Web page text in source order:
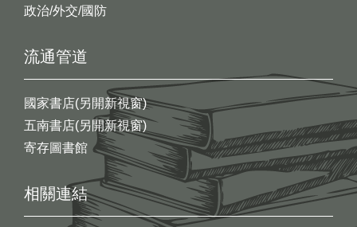
政治/外交/國防
流通管道
國家書店(另開新視窗)
五南書店(另開新視窗)
寄存圖書館
相關連結